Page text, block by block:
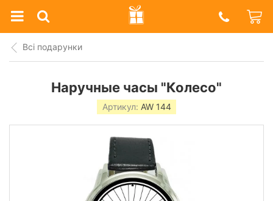
Prazdnik
Shop
Всі подарунки
Наручные часы "Колесо"
Артикул: AW 144